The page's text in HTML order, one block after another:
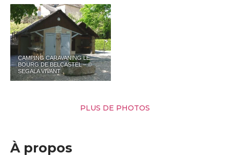
CAMPING CARAVANING LE
BOURG DE BELCASTEL – ©
SEGALA VIVANT
PLUS DE PHOTOS
À propos